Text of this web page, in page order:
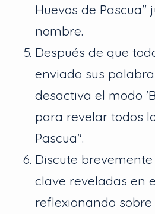
Huevos de Pascua"
nombre.
Después de que
enviado sus
desactiva el modo
para revelar todos
Pascua".
Discute
clave reveladas en
reflexionando